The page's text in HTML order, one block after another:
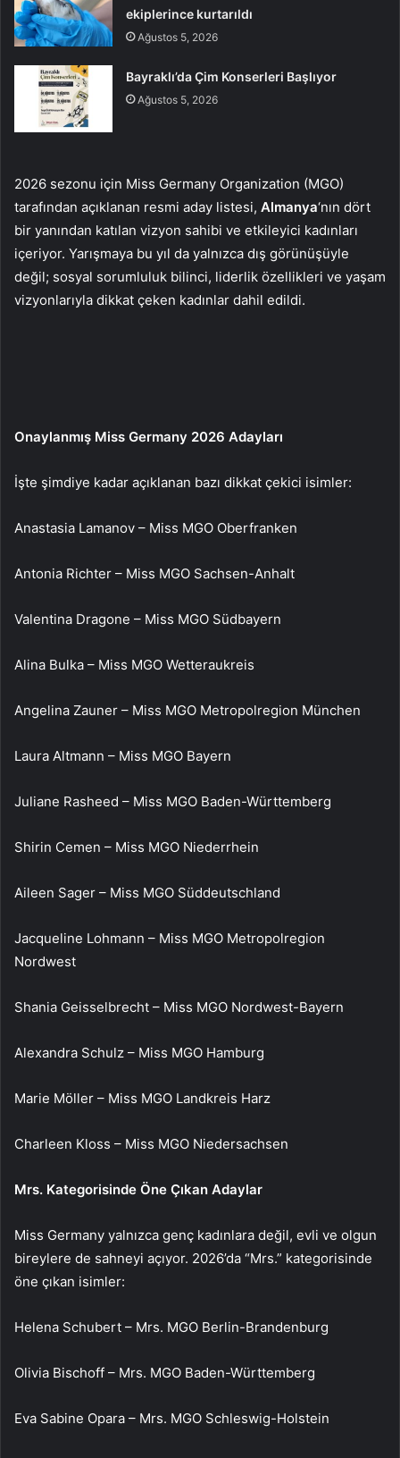
ekiplerince kurtarıldı
Ağustos 5, 2026
Bayraklı’da Çim Konserleri Başlıyor
Ağustos 5, 2026
2026 sezonu için Miss Germany Organization (MGO)
tarafından açıklanan resmi aday listesi, Almanya‘nın dört
bir yanından katılan vizyon sahibi ve etkileyici kadınları
içeriyor. Yarışmaya bu yıl da yalnızca dış görünüşüyle
değil; sosyal sorumluluk bilinci, liderlik özellikleri ve yaşam
vizyonlarıyla dikkat çeken kadınlar dahil edildi.
Onaylanmış Miss Germany 2026 Adayları
İşte şimdiye kadar açıklanan bazı dikkat çekici isimler:
Anastasia Lamanov – Miss MGO Oberfranken
Antonia Richter – Miss MGO Sachsen-Anhalt
Valentina Dragone – Miss MGO Südbayern
Alina Bulka – Miss MGO Wetteraukreis
Angelina Zauner – Miss MGO Metropolregion München
Laura Altmann – Miss MGO Bayern
Juliane Rasheed – Miss MGO Baden-Württemberg
Shirin Cemen – Miss MGO Niederrhein
Aileen Sager – Miss MGO Süddeutschland
Jacqueline Lohmann – Miss MGO Metropolregion
Nordwest
Shania Geisselbrecht – Miss MGO Nordwest-Bayern
Alexandra Schulz – Miss MGO Hamburg
Marie Möller – Miss MGO Landkreis Harz
Charleen Kloss – Miss MGO Niedersachsen
Mrs. Kategorisinde Öne Çıkan Adaylar
Miss Germany yalnızca genç kadınlara değil, evli ve olgun
bireylere de sahneyi açıyor. 2026’da “Mrs.” kategorisinde
öne çıkan isimler:
Helena Schubert – Mrs. MGO Berlin-Brandenburg
Olivia Bischoff – Mrs. MGO Baden-Württemberg
Eva Sabine Opara – Mrs. MGO Schleswig-Holstein